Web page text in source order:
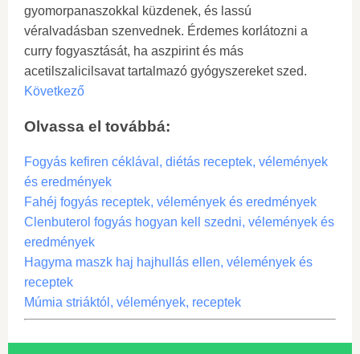
gyomorpanaszokkal küzdenek, és lassú
véralvadásban szenvednek. Érdemes korlátozni a
curry fogyasztását, ha aszpirint és más
acetilszalicilsavat tartalmazó gyógyszereket szed.
Következő
Olvassa el továbbá:
Fogyás kefiren céklával, diétás receptek, vélemények
és eredmények
Fahéj fogyás receptek, vélemények és eredmények
Clenbuterol fogyás hogyan kell szedni, vélemények és
eredmények
Hagyma maszk haj hajhullás ellen, vélemények és
receptek
Múmia striáktól, vélemények, receptek